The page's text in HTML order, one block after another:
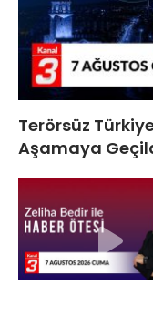
Terörsüz
Aşamaya